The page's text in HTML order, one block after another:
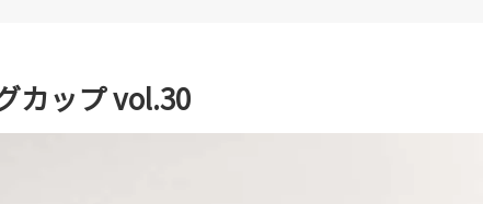
カップ vol.30